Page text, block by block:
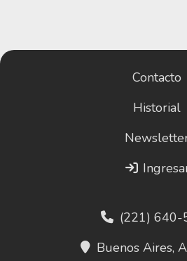
Contacto
Historial
(221) 640-
Buenos Aires,